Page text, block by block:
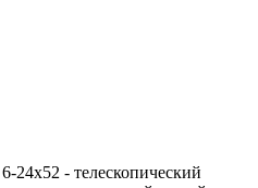
24x52 - телескопический